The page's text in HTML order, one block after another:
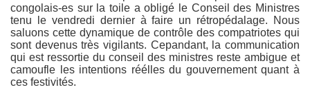
congolais-es sur la toile a obligé le Conseil des Ministres
tenu le vendredi dernier à faire un rétropédalage. Nous
saluons cette dynamique de contrôle des compatriotes qui
sont devenus très vigilants. Cepandant, la communication
qui est ressortie du conseil des ministres reste ambigue et
camoufle les intentions réélles du gouvernement quant à
ces festivités.